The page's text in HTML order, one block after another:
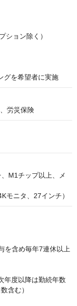
ション除く）
グを希望者に実施
労災保険
M1チップ以上、メ
モニタ、27インチ）
を含め毎年7連休以上
含む）